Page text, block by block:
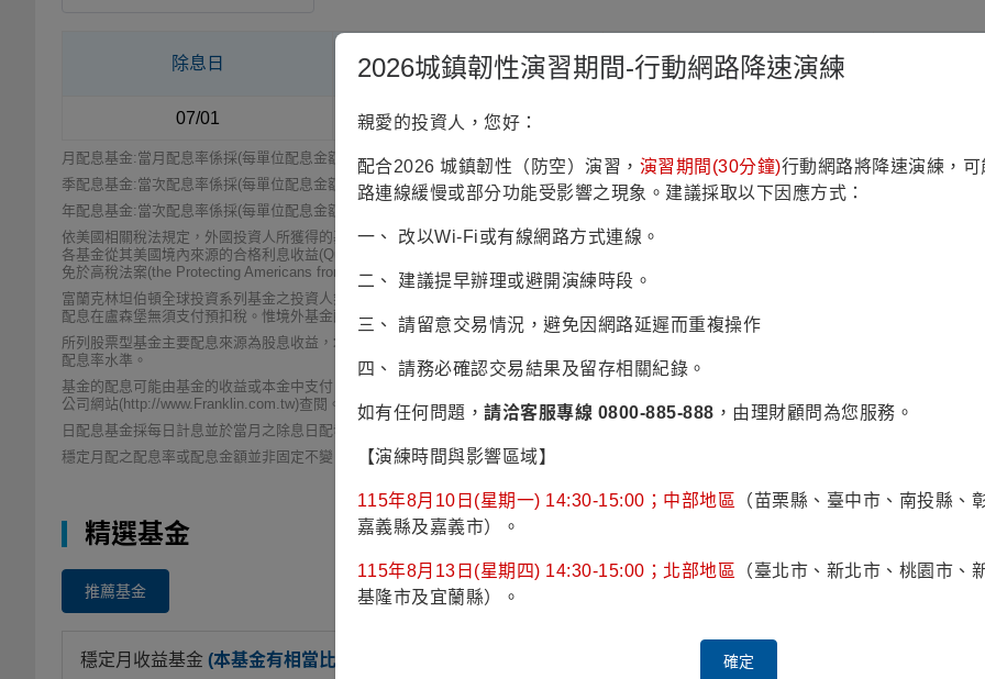
除息日 淨值
每單位分配金額
(歐元)
07/01 6.42
月配息基金:當月配息率係採(每單位配息金額/除息前一日淨值)表示，月報酬率(含息)為截至除息日之前一月底含息報酬率。
季配息基金:當次配息率係採(每單位配息金額/除息前一日淨值)表示，季報酬率(含息)為截至除息日之前一月底之含息季報酬率。
年配息基金:當次配息率係採(每單位配息金額/除息前一日淨值)表示，年報酬率(含息)為截至除息日之前一月底之含息年報酬率。
依美國相關稅法規定，外國投資人所獲得的基金配息其來源是長期資本利得者免稅，短期資本利得與一般配息所得則須課徵30%預扣稅。但依
各基金從其美國境內來源的合格利息收益(Qualified Interest Income)與短期資本利得(實質財產所得部份除外)等所支付之配息於稅賦優惠期間可享
免於高稅法案(the Protecting Americans from Tax Hikes Act of 2015)予以永久延長。各基金符合該稅賦優惠之配息金額比率依各基金情況而有所
富蘭克林坦伯頓全球投資系列基金之投資人無須在盧森堡繳納資本利得、收益、代扣稅、贈禮、房地產、繼承或其他稅捐（於盧森堡有永久居留
配息在盧森堡無須支付預扣稅。惟境外基金配息所得適用本國最低稅負制應納入綜合所得稅申報。
所列股票型基金主要配息來源為股息收益，境外基金機構針對本基金配息政策設有相關控管機制，視實際收到股息收益及評估未來市場狀況以決
配息率水準。
基金的配息可能由基金的收益或本金中支付。任何涉及由本金支出的部份，可能導致原始投資金額減損。部分基金配息前未先扣除應負擔之相關
公司網站(http://www.Franklin.com.tw)查閱。
日配息基金採每日計息並於當月之除息日配發配息金額，為稅後或免稅配息金額。
穩定月配之配息率或配息金額並非固定不變，此股份級別配息主要來源預期為收益(債息及/或股利)及資本利得，並可能加計本金，以達預計年度配
精選基金
推薦基金
穩定月收益基金 (本基金有相當比重投資於非投資等級之高風險債券且基金之配息來源可能為本金)
2026城鎮韌性演習期間-行動網路降速演練
親愛的投資人，您好：
配合2026 城鎮韌性（防空）演習， 演習期間(30分鐘)行動網路將降速演練，
路連線緩慢或部分功能受影響之現象。建議採取以下因應方式：
一、 改以Wi-Fi或有線網路方式連線。
二、 建議提早辦理或避開演練時段。
三、 請留意交易情況，避免因網路延遲而重複操作
四、 請務必確認交易結果及留存相關紀錄。
如有任何問題， 請洽客服專線 0800-885-888 ，由理財顧問為您服務。
【演練時間與影響區域】
115年8月10日(星期一) 14:30-15:00；中部地區
（苗栗縣、臺中市、南投縣、
嘉義縣及嘉義市）。
115年8月13日(星期四) 14:30-15:00；北部地區
（臺北市、新北市、桃園市、
基隆市及宜蘭縣）。
確定